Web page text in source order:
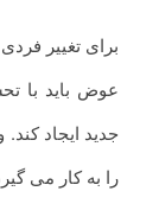
برای تغییر
عوض باید با
جدید ایجاد
را به کار می